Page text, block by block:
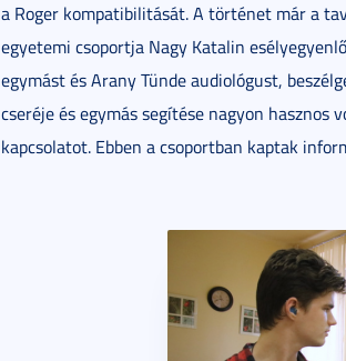
a Roger kompatibilitását. A történet már a
egyetemi csoportja Nagy Katalin
egymást és Arany Tünde audiológust,
cseréje és egymás segítése nagyon
kapcsolatot. Ebben a csoportban kaptak